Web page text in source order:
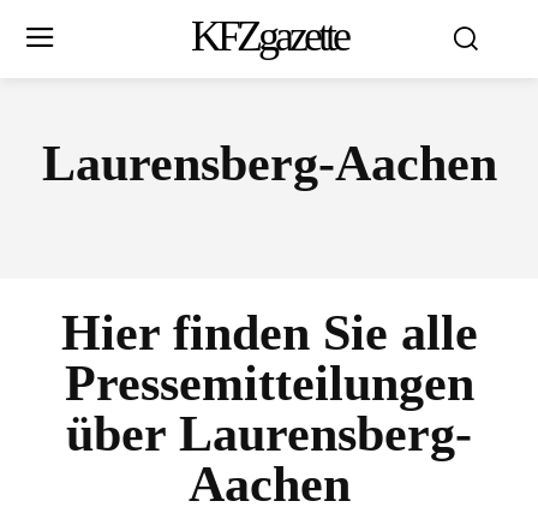
KFZgazette
Laurensberg-Aachen
Hier finden Sie alle
Pressemitteilungen
über Laurensberg-
Aachen